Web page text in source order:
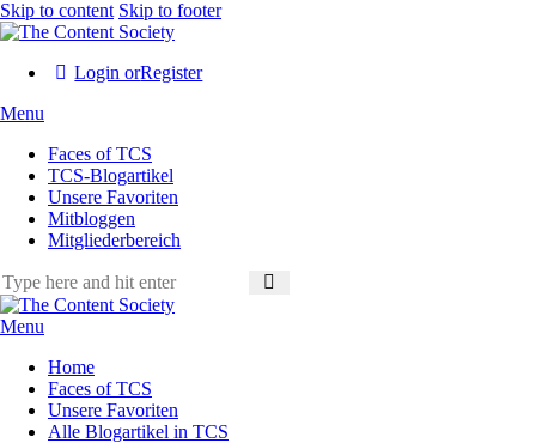
Skip to content Skip to footer
Login orRegister
Menu
Faces of TCS
TCS-Blogartikel
Unsere Favoriten
Mitbloggen
Mitgliederbereich
Menu
Home
Faces of TCS
Unsere Favoriten
Alle Blogartikel in TCS